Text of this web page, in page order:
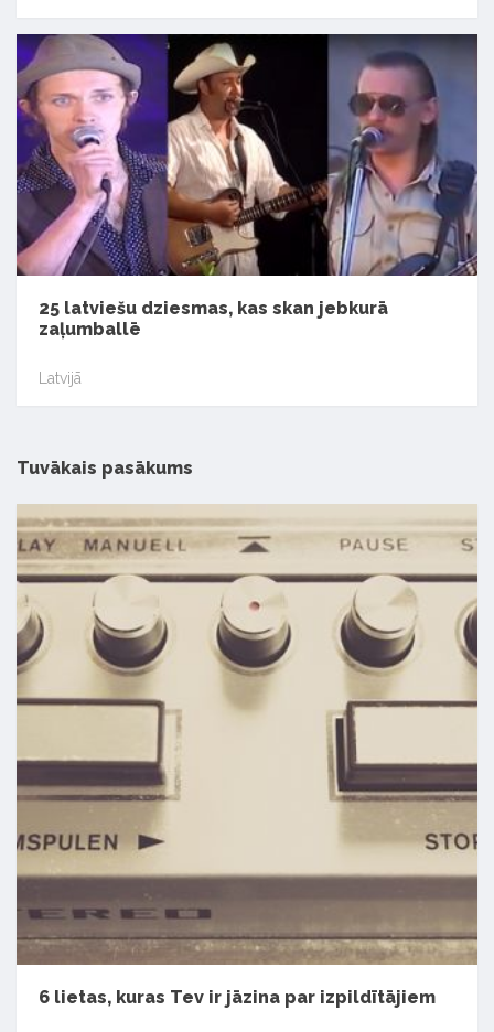
25 latviešu dziesmas, kas skan jebkurā
zaļumballē
Latvijā
Tuvākais pasākums
6 lietas, kuras Tev ir jāzina par izpildītājiem